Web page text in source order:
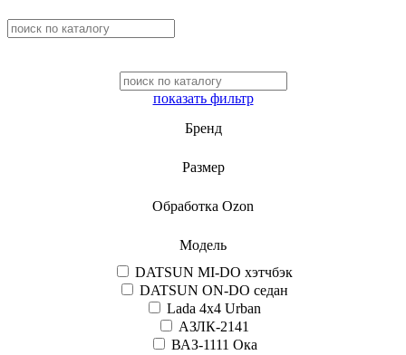
показать фильтр
Бренд
Размер
Обработка Ozon
Модель
DATSUN MI-DO хэтчбэк
DATSUN ON-DO седан
Lada 4x4 Urban
АЗЛК-2141
ВАЗ-1111 Ока